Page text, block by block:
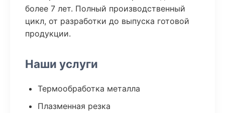
более 7 лет. Полный производственный
цикл, от разработки до выпуска готовой
продукции.
Наши услуги
Термообработка металла
Плазменная резка